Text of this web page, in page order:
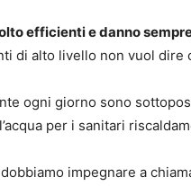
efficienti e danno
di alto livello non vuol dire
ogni giorno sono
per i sanitari
impegnare a